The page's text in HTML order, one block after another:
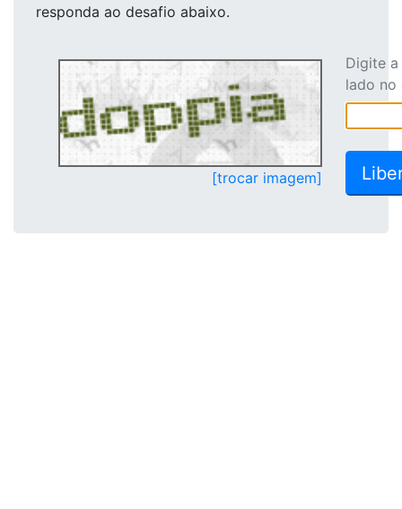
responda ao desafio abaixo.
[trocar imagem]
Digite
lado no